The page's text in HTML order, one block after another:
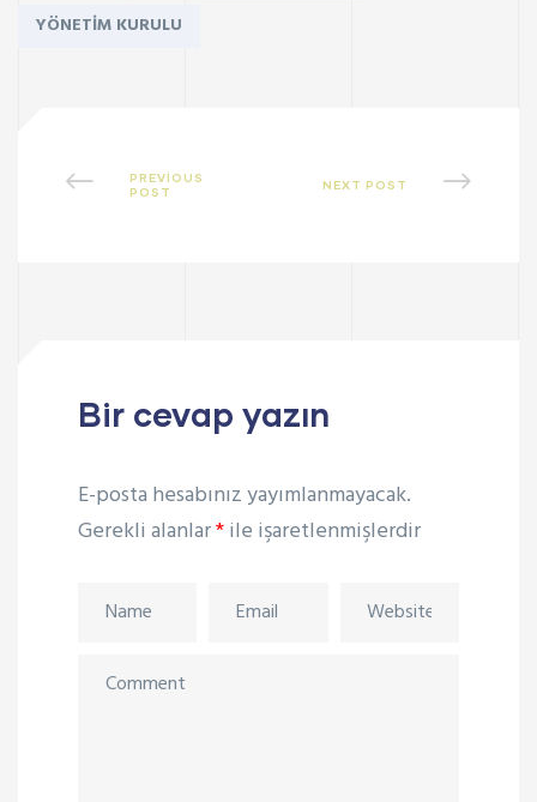
YÖNETIM KURULU
PREVIOUS
POST
NEXT POST
Bir cevap yazın
E-posta hesabınız yayımlanmayacak.
Gerekli alanlar*ile işaretlenmişlerdir